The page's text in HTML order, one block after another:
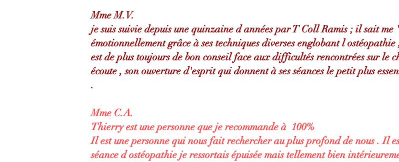
Mme M.V.
je suis suivie depuis une quinzaine d années par T Coll Ramis ; il sait
émotionnellement grâce à ses techniques diverses englobant l
est de plus toujours de bon conseil face aux difficultés rencontrées sur le
écoute , son ouverture d'esprit qui donnent à ses séances le petit plus
.
Mme C.A.
Thierry est une personne que je recommande à 100%
Il est une personne qui nous fait rechercher au plus profond de nous . Il
séance d ostéopathie je ressortais épuisée mais tellement bien